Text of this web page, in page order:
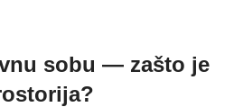
sobu — zašto je